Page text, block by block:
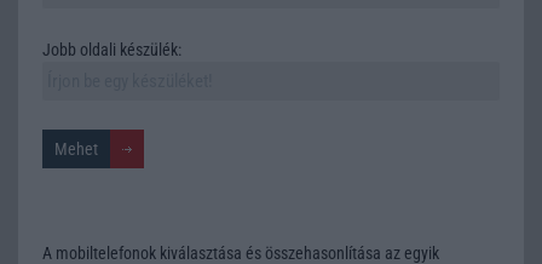
Jobb oldali készülék:
A mobiltelefonok kiválasztása és összehasonlítása az egyik